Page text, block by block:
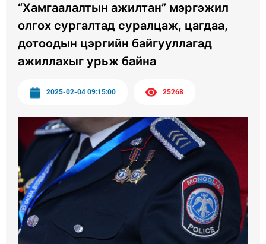
“Хамгаалалтын ажилтан” мэргэжил
олгох сургалтад суралцаж, цагдаа,
дотоодын цэргийн байгууллагад
ажиллахыг урьж байна
2025-02-04 09:15:00 25268